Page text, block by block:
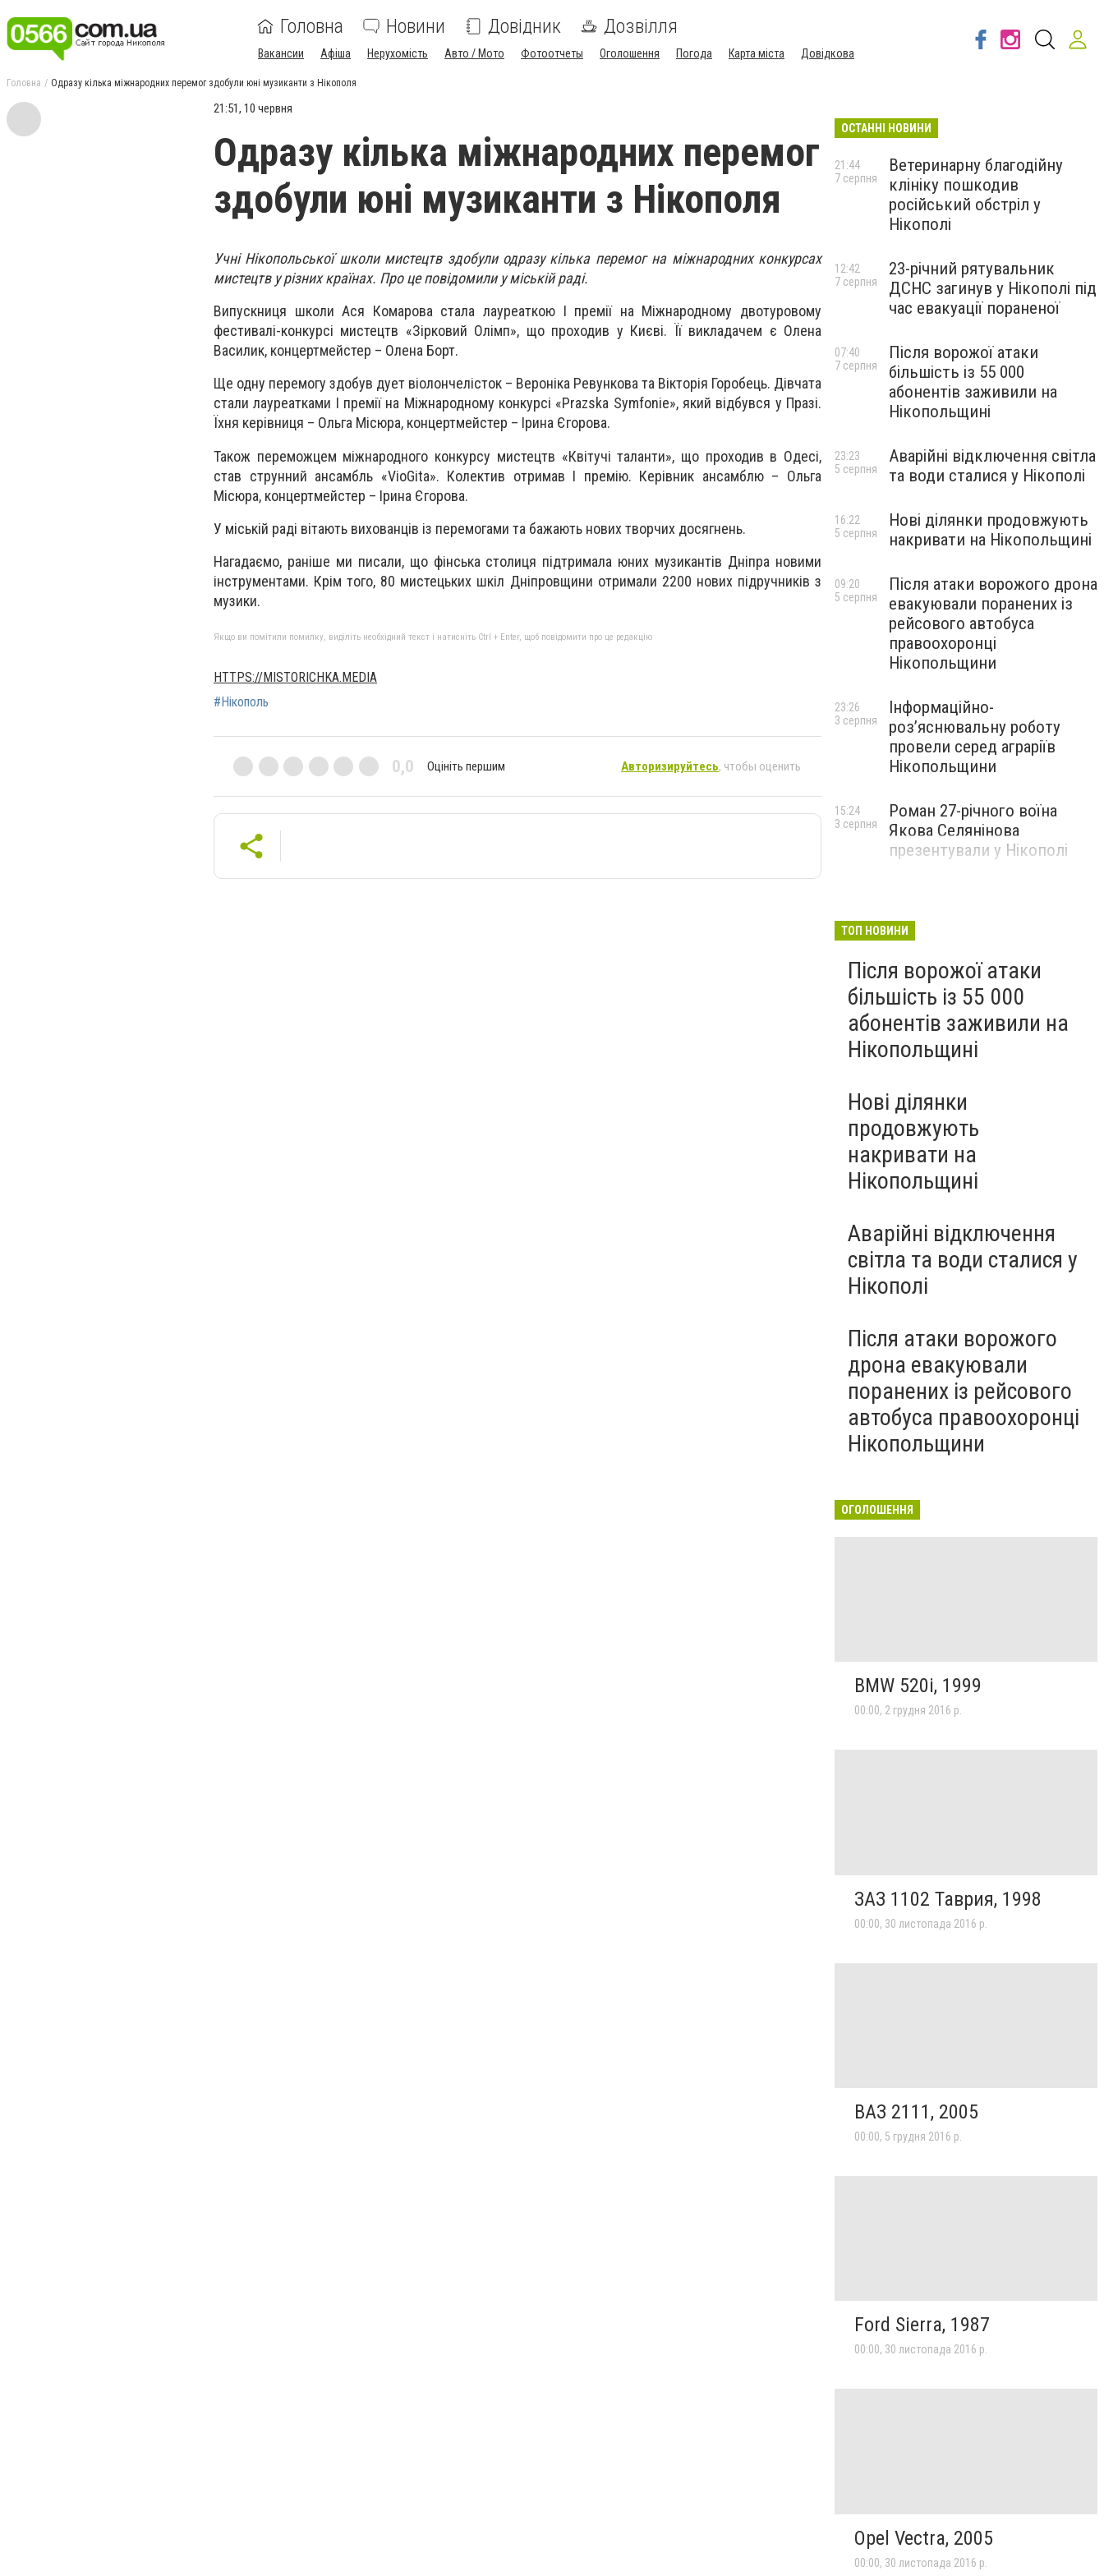
Головна Новини Довідник Дозвілля
Вакансии Афіша Нерухомість Авто / Мото Фотоотчеты Оголошення Погода Карта міста Довідкова
Головна Одразу кілька міжнародних перемог здобули юні музиканти з Нікополя
21:51, 10 червня
Одразу кілька міжнародних перемог
здобули юні музиканти з Нікополя
Учні Нікопольської школи мистецтв здобули одразу кілька перемог на міжнародних конкурсах
мистецтв у різних країнах. Про це повідомили у міській раді.
Випускниця школи Ася Комарова стала лауреаткою І премії на Міжнародному двотуровому
фестивалі-конкурсі мистецтв «Зірковий Олімп», що проходив у Києві. Її викладачем є Олена
Василик, концертмейстер – Олена Борт.
Ще одну перемогу здобув дует віолончелісток – Вероніка Ревункова та Вікторія Горобець. Дівчата
стали лауреатками І премії на Міжнародному конкурсі «Prazska Symfonie», який відбувся у Празі.
Їхня керівниця – Ольга Місюра, концертмейстер – Ірина Єгорова.
Також переможцем міжнародного конкурсу мистецтв «Квітучі таланти», що проходив в Одесі,
став струнний ансамбль «VioGita». Колектив отримав І премію. Керівник ансамблю – Ольга
Місюра, концертмейстер – Ірина Єгорова.
У міській раді вітають вихованців із перемогами та бажають нових творчих досягнень.
Нагадаємо, раніше ми писали, що фінська столиця підтримала юних музикантів Дніпра новими
інструментами. Крім того, 80 мистецьких шкіл Дніпровщини отримали 2200 нових підручників з
музики.
Якщо ви помітили помилку, виділіть необхідний текст і натисніть Ctrl + Enter, щоб повідомити про це редакцію
HTTPS://MISTORICHKA.MEDIA
#Нікополь
0,0 Оцініть першим Авторизируйтесь, чтобы оценить
ОСТАННІ НОВИНИ
Ветеринарну благодійну
клініку пошкодив
російський обстріл у
Нікополі
21:44
7 серпня
23-річний рятувальник
ДСНС загинув у Нікополі під
час евакуації пораненої
12:42
7 серпня
Після ворожої атаки
більшість із 55 000
абонентів заживили на
Нікопольщині
07:40
7 серпня
Аварійні відключення світла
та води сталися у Нікополі
23:23
5 серпня
Нові ділянки продовжують
накривати на Нікопольщині
16:22
5 серпня
Після атаки ворожого дрона
евакуювали поранених із
рейсового автобуса
правоохоронці
Нікопольщини
09:20
5 серпня
Інформаційно-
роз’яснювальну роботу
провели серед аграріїв
Нікопольщини
23:26
3 серпня
Роман 27-річного воїна
Якова Селянінова
презентували у Нікополі
15:24
3 серпня
ТОП НОВИНИ
Після ворожої атаки
більшість із 55 000
абонентів заживили на
Нікопольщині
Нові ділянки
продовжують
накривати на
Нікопольщині
Аварійні відключення
світла та води сталися у
Нікополі
Після атаки ворожого
дрона евакуювали
поранених із рейсового
автобуса правоохоронці
Нікопольщини
ОГОЛОШЕННЯ
BMW 520i, 1999
00:00, 2 грудня 2016 р.
ЗАЗ 1102 Таврия, 1998
00:00, 30 листопада 2016 р.
ВАЗ 2111, 2005
00:00, 5 грудня 2016 р.
Ford Sierra, 1987
00:00, 30 листопада 2016 р.
Opel Vectra, 2005
00:00, 30 листопада 2016 р.